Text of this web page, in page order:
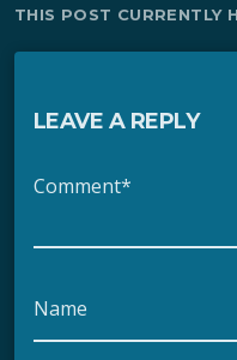
THIS POST CURRENTLY
LEAVE A REPLY
Comment*
Name